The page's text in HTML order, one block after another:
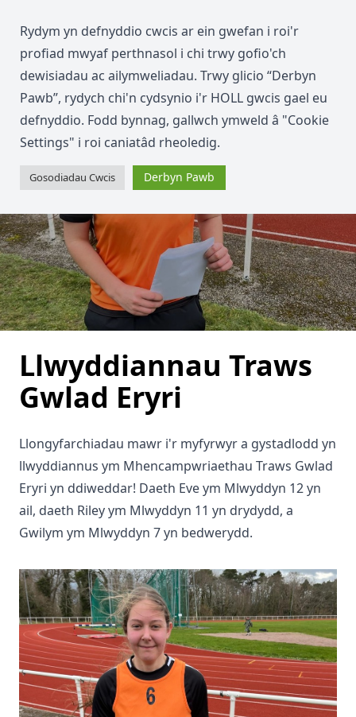
Llwyddiannau Traws
Gwlad Eryri
Llongyfarchiadau mawr i'r myfyrwyr a gystadlodd yn
llwyddiannus ym Mhencampwriaethau Traws Gwlad
Eryri yn ddiweddar! Daeth Eve ym Mlwyddyn 12 yn
ail, daeth Riley ym Mlwyddyn 11 yn drydydd, a
Gwilym ym Mlwyddyn 7 yn bedwerydd.
Rydym yn defnyddio cwcis ar ein gwefan i roi'r
profiad mwyaf perthnasol i chi trwy gofio'ch
dewisiadau ac ailymweliadau. Trwy glicio “Derbyn
Pawb”, rydych chi'n cydsynio i'r HOLL gwcis gael eu
defnyddio. Fodd bynnag, gallwch ymweld â "Cookie
Settings" i roi caniatâd rheoledig.
Gosodiadau Cwcis Derbyn Pawb